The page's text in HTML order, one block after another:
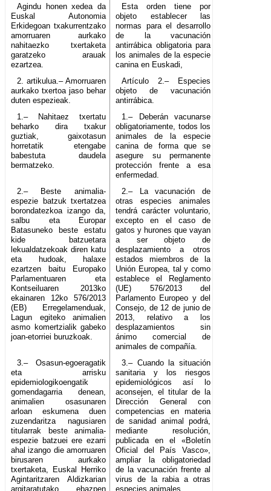
Agindu honen xedea da
Euskal Autonomia
Erkidegoan txakurrentzako
amorruaren aurkako
nahitaezko txertaketa
garatzeko arauak
ezartzea.
Esta orden tiene por
objeto establecer las
normas para el desarrollo
de la vacunación
antirrábica obligatoria para
los animales de la especie
canina en Euskadi,
2. artikulua.– Amorruaren
aurkako txertoa jaso behar
duten espezieak.
Artículo 2.– Especies
objeto de vacunación
antirrábica.
1.– Nahitaez txertatu
beharko dira txakur
guztiak, gaixotasun
horretatik etengabe
babestuta daudela
bermatzeko.
1.– Deberán vacunarse
obligatoriamente, todos los
animales de la especie
canina de forma que se
asegure su permanente
protección frente a esa
enfermedad.
2.– Beste animalia-
espezie batzuk txertatzea
borondatezkoa izango da,
salbu eta Europar
Batasuneko beste estatu
kide batzuetara
lekualdatzekoak diren katu
eta hudoak, halaxe
ezartzen baitu Europako
Parlamentuaren eta
Kontseiluaren 2013ko
ekainaren 12ko 576/2013
(EB) Erregelamenduak,
Lagun egiteko animalien
asmo komertzialik gabeko
joan-etorriei buruzkoak.
2.– La vacunación de
otras especies animales
tendrá carácter voluntario,
excepto en el caso de
gatos y hurones que vayan
a ser objeto de
desplazamiento a otros
estados miembros de la
Unión Europea, tal y como
establece el Reglamento
(UE) 576/2013 del
Parlamento Europeo y del
Consejo, de 12 de junio de
2013, relativo a los
desplazamientos sin
ánimo comercial de
animales de compañía.
3.– Osasun-egoeragatik
eta arrisku
epidemiologikoengatik
gomendagarria denean,
animalien osasunaren
arloan eskumena duen
zuzendaritza nagusiaren
titularrak beste animalia-
espezie batzuei ere ezarri
ahal izango die amorruaren
birusaren aurkako
txertaketa, Euskal Herriko
Agintaritzaren Aldizkarian
argitaratutako ebazpen
3.– Cuando la situación
sanitaria y los riesgos
epidemiológicos así lo
aconsejen, el titular de la
Dirección General con
competencias en materia
de sanidad animal podrá,
mediante resolución,
publicada en el «Boletín
Oficial del País Vasco»,
ampliar la obligatoriedad
de la vacunación frente al
virus de la rabia a otras
especies animales.